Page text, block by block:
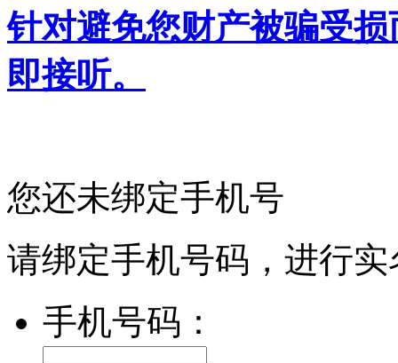
针对避免您财产被骗受
即接听。
您还未绑定手机号
请绑定手机号码，进行
手机号码：